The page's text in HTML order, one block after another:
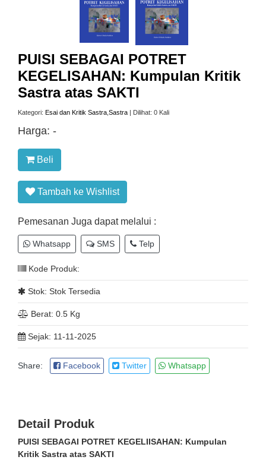
PUISI SEBAGAI POTRET
KEGELISAHAN: Kumpulan Kritik
Sastra atas SAKTI
Kategori:Esai dan Kritik Sastra ,Sastra | Dilihat: 0 Kali
Harga:-
Beli
Tambah ke Wishlist
Pemesanan Juga dapat melalui :
Whatsapp SMS Telp
Kode Produk:
Stok: Stok Tersedia
Berat: 0.5 Kg
Sejak: 11-11-2025
Share: Facebook Twitter Whatsapp
Detail Produk
PUISI SEBAGAI POTRET KEGELIISAHAN: Kumpulan
Kritik Sastra atas SAKTI